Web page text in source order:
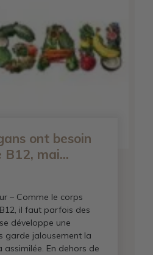
ont besoin
mai...
– Comme le corps
il faut parfois des
développe une
garde jalousement la
assimilée. En dehors de